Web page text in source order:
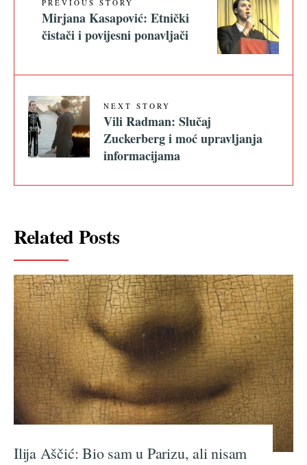
PREVIOUS STORY
Mirjana Kasapović: Etnički
čistači i povijesni ponavljači
NEXT STORY
Vili Radman: Slučaj
Zuckerberg i moć upravljanja
informacijama
Related Posts
Ilija Aščić: Bio sam u Parizu, ali nisam